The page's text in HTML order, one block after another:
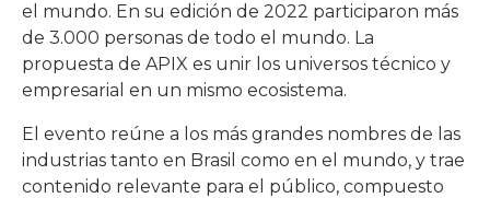
el mundo. En su edición de 2022 participaron más
de 3.000 personas de todo el mundo. La
propuesta de APIX es unir los universos técnico y
empresarial en un mismo ecosistema.
El evento reúne a los más grandes nombres de las
industrias tanto en Brasil como en el mundo, y trae
contenido relevante para el público, compuesto